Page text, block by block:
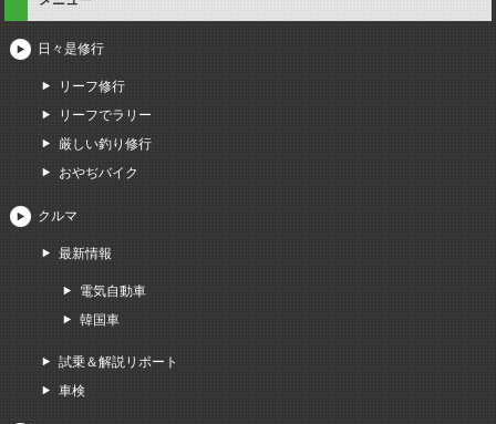
日々是修行
リーフ修行
リーフでラリー
厳しい釣り修行
おやぢバイク
クルマ
最新情報
電気自動車
韓国車
試乗＆解説リポート
車検